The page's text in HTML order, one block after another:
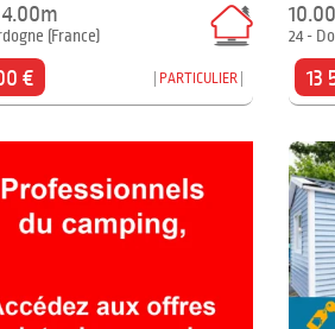
4.00m
(France)
€ PARTICULIER
24 -
13